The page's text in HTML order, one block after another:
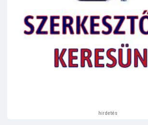
hirdetés